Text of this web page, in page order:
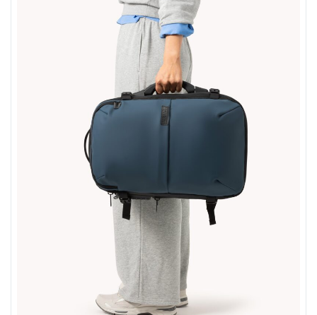
:
Votre
Compagnon
Idéal
pour
des
Aventures
Durables"